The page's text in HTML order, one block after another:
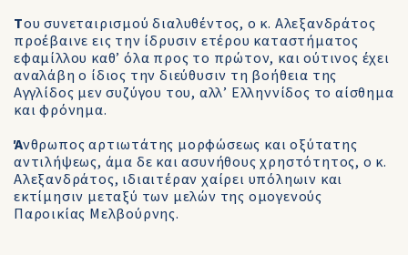
Του συνεταιρισμού διαλυθέντος, ο κ. Αλεξανδράτος
προέβαινε εις την ίδρυσιν ετέρου καταστήματος
εφαμίλλου καθ’ όλα προς το πρώτον, και ούτινος έχει
αναλάβη ο ίδιος την διεύθυσιν τη βοήθεια της
Αγγλίδος μεν συζύγου του, αλλ’ Ελληννίδος το αίσθημα
και φρόνημα.
Άνθρωπος αρτιωτάτης μορφώσεως και οξύτατης
αντιλήψεως, άμα δε και ασυνήθους χρηστότητος, ο κ.
Αλεξανδράτος, ιδιαιτέραν χαίρει υπόληωιν και
εκτίμησιν μεταξύ των μελών της ομογενούς
Παροικίας Μελβούρνης.